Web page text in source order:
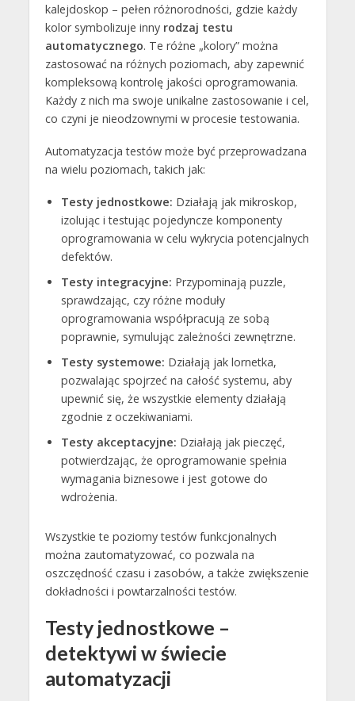
kalejdoskop – pełen różnorodności, gdzie każdy
kolor symbolizuje inny rodzaj testu
automatycznego. Te różne „kolory” można
zastosować na różnych poziomach, aby zapewnić
kompleksową kontrolę jakości oprogramowania.
Każdy z nich ma swoje unikalne zastosowanie i cel,
co czyni je nieodzownymi w procesie testowania.
Automatyzacja testów może być przeprowadzana
na wielu poziomach, takich jak:
Testy jednostkowe: Działają jak mikroskop,
izolując i testując pojedyncze komponenty
oprogramowania w celu wykrycia potencjalnych
defektów.
Testy integracyjne: Przypominają puzzle,
sprawdzając, czy różne moduły
oprogramowania współpracują ze sobą
poprawnie, symulując zależności zewnętrzne.
Testy systemowe: Działają jak lornetka,
pozwalając spojrzeć na całość systemu, aby
upewnić się, że wszystkie elementy działają
zgodnie z oczekiwaniami.
Testy akceptacyjne: Działają jak pieczęć,
potwierdzając, że oprogramowanie spełnia
wymagania biznesowe i jest gotowe do
wdrożenia.
Wszystkie te poziomy testów funkcjonalnych
można zautomatyzować, co pozwala na
oszczędność czasu i zasobów, a także zwiększenie
dokładności i powtarzalności testów.
Testy jednostkowe –
detektywi w świecie
automatyzacji